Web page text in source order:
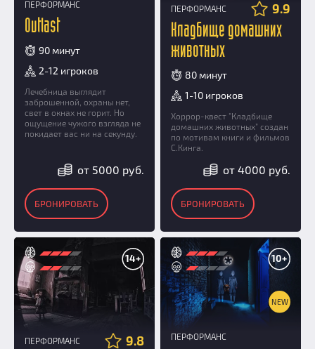
ПЕРФОРМАНС
Outlast
90 минут
2-12 игроков
Лечебница выглядит
заброшенной, охраны нет,
свет в окнах не горит. Но
ощущение чужого взгляда не
покидает вас ни на секунду.
от 5000 руб.
БРОНИРОВАТЬ
ПЕРФОРМАНС 9.9
Кладбище домашних
животных
80 минут
1-10 игроков
Хоррор-квест "Кладбище
домашних животных" создан
по мотивам книги и фильмов
С.Кинга.
от 4000 руб.
БРОНИРОВАТЬ
14+
ПЕРФОРМАНС 9.8
10+
NEW
ПЕРФОРМАНС